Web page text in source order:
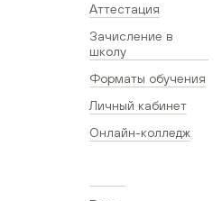
Аттестация
Зачисление в
школу
Форматы обучения
Личный кабинет
Онлайн-колледж